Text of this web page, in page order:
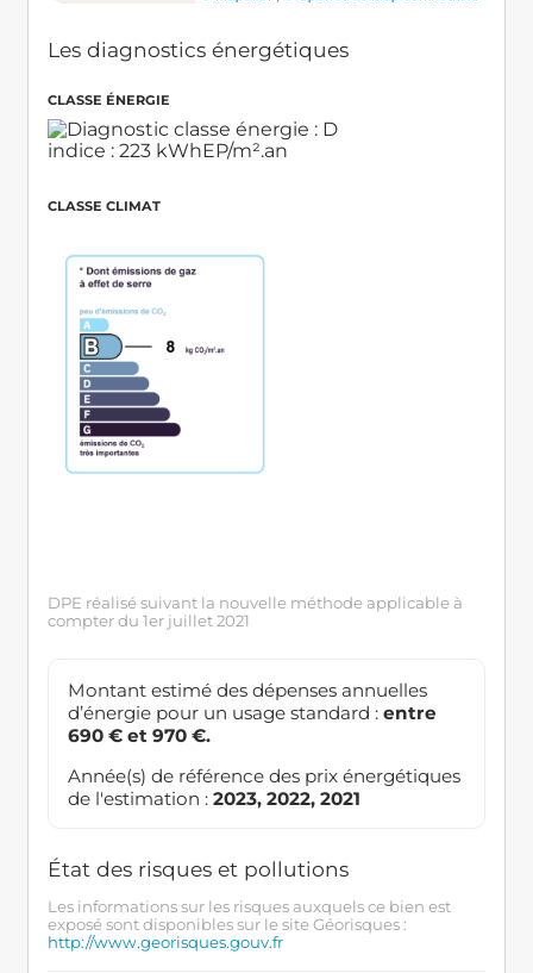
Les diagnostics énergétiques
CLASSE ÉNERGIE
CLASSE CLIMAT
DPE réalisé suivant la nouvelle méthode applicable à
compter du 1er juillet 2021
Montant estimé des dépenses annuelles
d’énergie pour un usage standard : entre
690 € et 970 €.
Année(s) de référence des prix énergétiques
de l'estimation : 2023, 2022, 2021
État des risques et pollutions
Les informations sur les risques auxquels ce bien est
exposé sont disponibles sur le site Géorisques :
http://www.georisques.gouv.fr